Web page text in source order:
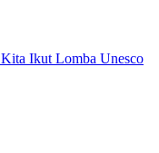
Ikut Lomba Unesco